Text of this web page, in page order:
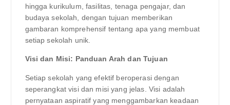
hingga kurikulum, fasilitas, tenaga pengajar, dan
budaya sekolah, dengan tujuan memberikan
gambaran komprehensif tentang apa yang membuat
setiap sekolah unik.
Visi dan Misi: Panduan Arah dan Tujuan
Setiap sekolah yang efektif beroperasi dengan
seperangkat visi dan misi yang jelas. Visi adalah
pernyataan aspiratif yang menggambarkan keadaan